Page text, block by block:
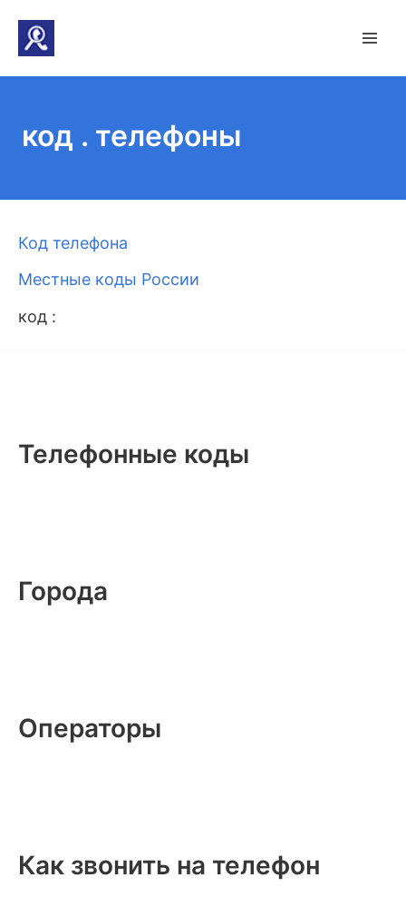
код . телефоны
Код телефона
Местные коды России
код :
Телефонные коды
Города
Операторы
Как звонить на телефон